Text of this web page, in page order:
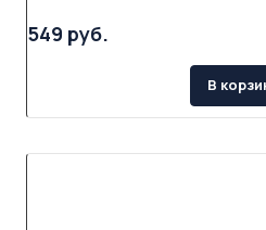
549 руб.
В